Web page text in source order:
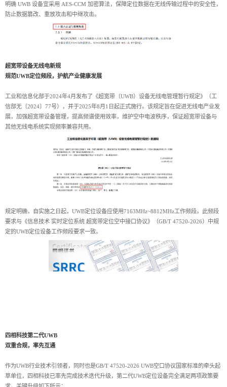
明确 UWB 设备宜采用 AES-CCM 加密算法，保障定位数据在无线传输过程中的安全性，
防止数据篡改、重放攻击和中继攻击。
超宽带设备无线电新规
规范UWB定位频段，护航产业健康发展
工业和信息化部于2024年4月发布了《超宽带（UWB）设备无线电管理暂行规定》（工
信部无〔2024〕77号），并于2025年8月1日起正式施行。该规定旨在促进无线电产业发
展，加强超宽带设备管理，提高频谱使用效率，维护空中电波秩序，保证超宽带设备与
其他无线电系统实现频率兼容共用。
规定明确，自实施之日起，UWB定位设备应使用7163MHz~8812MHz工作频段。此频段
要求与《信息技术 实时定位系统 超宽带定位空中接口协议》（GB/T 47520-2026）中规
定的UWB定位设备工作频段要求一致。
四相科技第二代UWB
双重合规，率先互通
作为UWB行业技术引领者，同时也是GB/T 47520-2026 UWB空口协议国家标准的牵头起
草单位，四相科技已率先完成技术迭代升级，第二代UWB定位设备完全满足两项政策要